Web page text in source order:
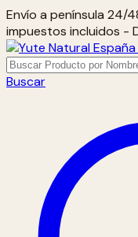
Envío a península 24/
impuestos incluidos -
Buscar